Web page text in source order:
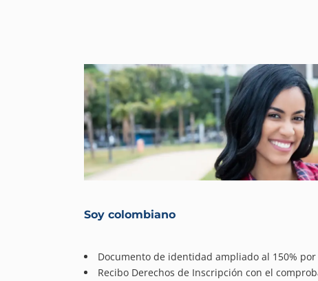
Soy colombiano
Documento de identidad ampliado al 150%
Recibo Derechos de Inscripción con el